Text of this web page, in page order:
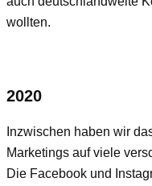
wollten.
2020
Inzwischen haben wir
Marketings auf viele
Die Facebook und